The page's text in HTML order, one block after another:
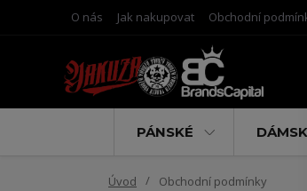
O nás Jak nakupovat Obchodní
PÁNSKÉ
Úvod Obchodní podmínky